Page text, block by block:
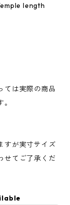
length
ては実際の商品
すが実寸サイズ
せてご了承くだ